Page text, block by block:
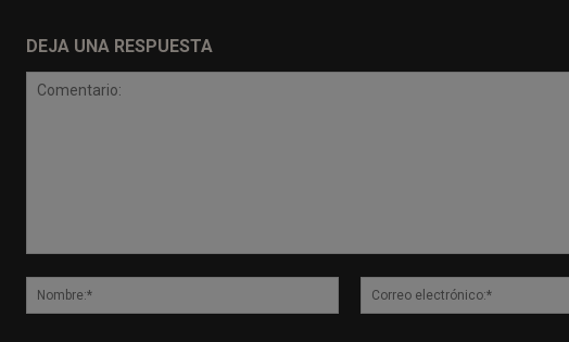
DEJA UNA RESPUESTA
Nombre:*